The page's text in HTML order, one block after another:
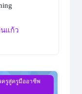
แก้ว
บตำแหน่ง วิชาชีพและ
ครูสู่ครูมืออาชีพ